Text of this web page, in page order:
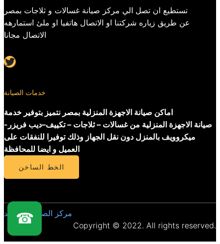
تستطيع ان تصل الي مركز صيانة غسالات و ثلاجات بمصر
عن طريق زياره شركتنا او الاتصال هاتفيا او ملئ استمارهه
الاتصال مجانا
Twitter
خدمات الصيانة
اماكن صيانة الاجهزة المنزلية بمصر نتميز بتوفير خدمة
صيانة الاجهزة المنزلية من غسالات – ثلاجات – تكييف–ديب فريزر-
ميكروويف بالمنزل دون نقل الجهاز وذلك توفيرا للنفقات على
العميل و ايضا للمحافظة
الخط الساخن
مركز الصيانة المعتمد
Copyright © 2022. All rights reserved.
☎